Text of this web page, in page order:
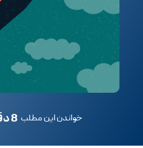
خواندن این مطلب 8 دقیقه